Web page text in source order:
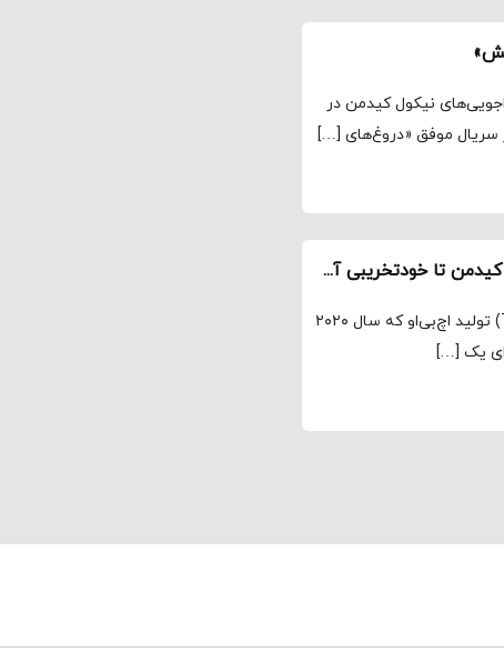
نیکول کیدمن در
سریال موفق «دروغ‌های […]
«تباهی» به روایت سوزان بیر؛ از همکاری با نیکول کیدمن تا خودتخریبی آدم‌های پر فیس و افاده
مجله نماوا، ترجمه: علی افتخاری «تباهی» (The Undoing) تولید اچ‌بی‌او که سال ۲۰۲۰
یک […]